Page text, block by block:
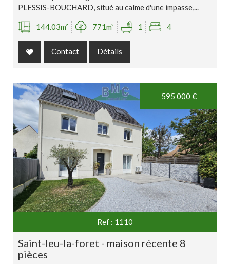
PLESSIS-BOUCHARD, situé au calme d'une impasse,...
144.03m² 771m² 1 4
Contact Détails
595 000 €
Ref : 1110
saint-leu-la-foret - maison récente 8
pièces